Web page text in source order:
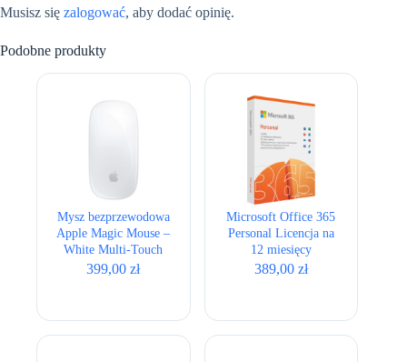
Musisz się zalogować, aby dodać opinię.
Podobne produkty
Mysz bezprzewodowa
Apple Magic Mouse –
White Multi-Touch
Surface USB-C
399,00zł
Microsoft Office 365
Personal Licencja na
12 miesięcy
389,00 zł